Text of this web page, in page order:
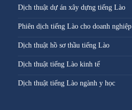
Dịch thuật dự án xây dựng tiếng Lào
Phiên dịch tiếng Lào cho doanh nghiệp
Dịch thuật hồ sơ thầu tiếng Lào
Dịch thuật tiếng Lào kinh tế
Dịch thuật tiếng Lào ngành y học